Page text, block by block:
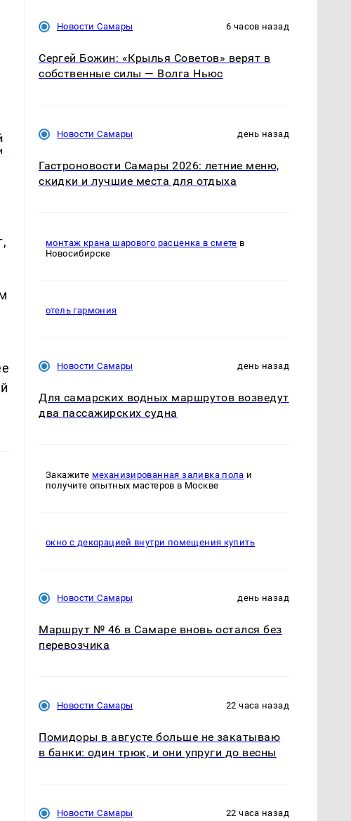
Новости Самары 6 часов назад
Сергей Божин: «Крылья Советов» верят в
собственные силы — Волга Ньюс
Новости Самары день назад
Гастроновости Самары 2026: летние меню,
скидки и лучшие места для отдыха
монтаж крана шарового расценка в смете в
Новосибирске
отель гармония
Новости Самары день назад
Для самарских водных маршрутов возведут
два пассажирских судна
Закажите механизированная заливка пола и
получите опытных мастеров в Москве
окно с декорацией внутри помещения купить
Новости Самары день назад
Маршрут № 46 в Самаре вновь остался без
перевозчика
Новости Самары 22 часа назад
Помидоры в августе больше не закатываю
в банки: один трюк, и они упруги до весны
Новости Самары 22 часа назад